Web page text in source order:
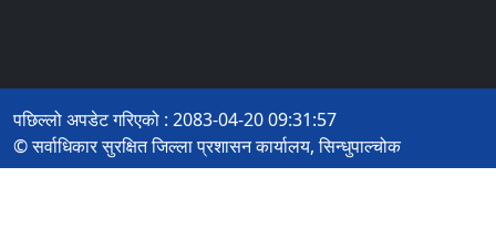
पछिल्लो अपडेट गरिएको : 2083-04-20 09:31:57
© सर्वाधिकार सुरक्षित जिल्ला प्रशासन कार्यालय, सिन्धुपाल्चोक